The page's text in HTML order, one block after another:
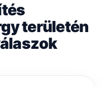
területén